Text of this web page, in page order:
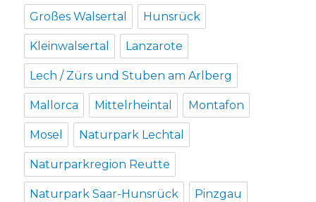
Großes Walsertal Hunsrück
Kleinwalsertal Lanzarote
Lech / Zürs und Stuben am Arlberg
Mallorca Mittelrheintal Montafon
Mosel Naturpark Lechtal
Naturparkregion Reutte
Naturpark Saar-Hunsrück Pinzgau